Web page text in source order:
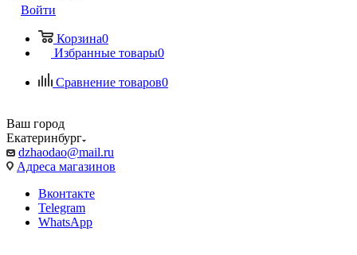
Войти
Корзина0
Избранные товары0
Сравнение товаров0
Ваш город
Екатеринбург
dzhaodao@mail.ru
Адреса магазинов
Вконтакте
Telegram
WhatsApp